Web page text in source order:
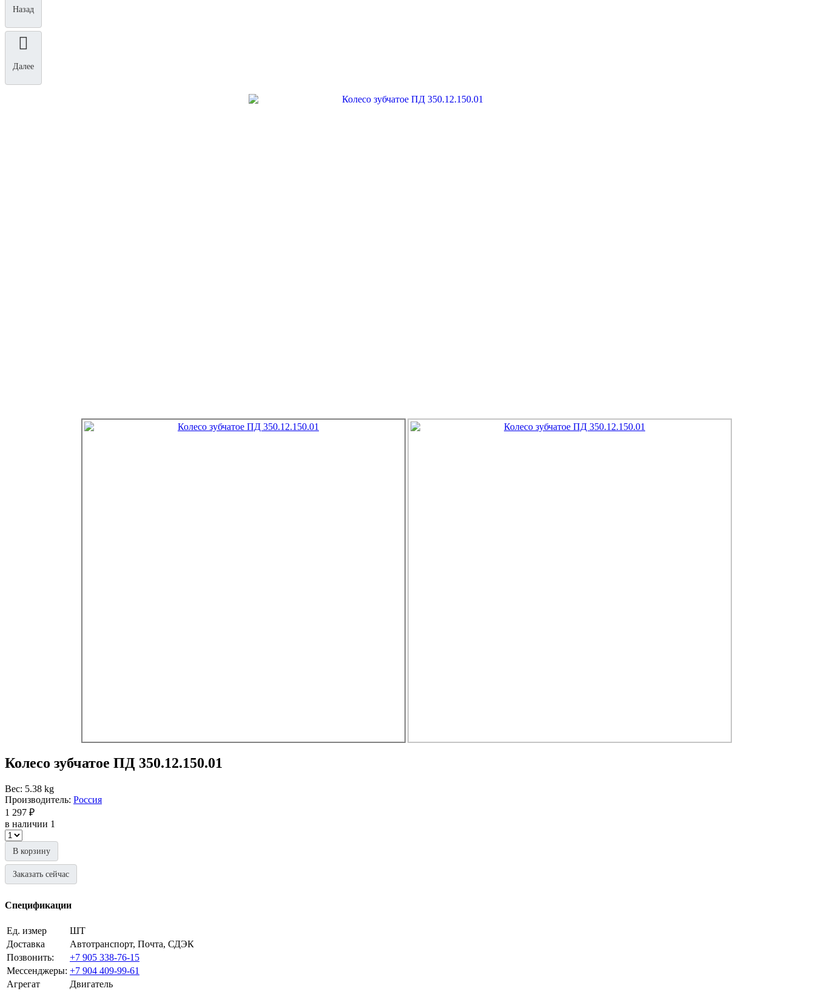
Назад
Далее
Колесо зубчатое ПД 350.12.150.01
Вес: 5.38 kg
Производитель: Россия
1 297 ₽
в наличии 1
В корзину
Заказать сейчас
Спецификации
Ед. измер
ШТ
Доставка
Автотранспорт, Почта, СДЭК
Позвонить:
+7 905 338-76-15
Мессенджеры: +7 904 409-99-61
Агрегат
Двигатель